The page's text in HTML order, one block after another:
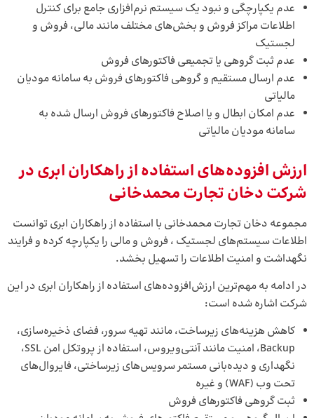
عدم یکپارچگی و نبود یک سیستم نرم‌افزاری جامع برای کنترل
اطلاعات مراکز فروش و بخش‌های مختلف مانند مالی، فروش و
لجستیک
عدم ثبت گروهی یا تجمیعی فاکتورهای فروش
عدم ارسال مستقیم و گروهی فاکتورهای فروش به سامانه مودیان
مالیاتی
عدم امکان ابطال و یا اصلاح فاکتورهای فروش ارسال شده به
سامانه مودیان مالیاتی
ارزش‌ افزوده‌های استفاده از راهکاران ابری در
شرکت دخان تجارت محمدخانی
مجموعه دخان تجارت محمدخانی با استفاده از راهکاران ابری توانست
اطلاعات سیستم‌های لجستیک ، فروش و مالی را یکپارچه کرده و فرایند
نگهداشت و امنیت اطلاعات را تسهیل بخشد.
در ادامه به مهم‌ترین ارزش‌افزوده‌های استفاده از راهکاران ابری در این
شرکت اشاره شده است:
کاهش هزینه‌های زیرساخت، مانند تهیه سرور، فضای ذخیره‌سازی،
Backup، امنیت مانند آنتی‌ویروس، استفاده از پروتکل امن SSL،
نگهداری و دیده‌بانی مستمر سرویس‌های زیرساختی، فایروال‌های
تحت وب (WAF) و غیره
ثبت گروهی فاکتورهای فروش